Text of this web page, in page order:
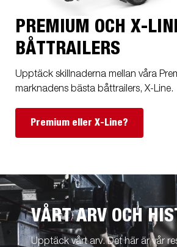
PREMIUM OCH X-
BÅTTRAILERS
Upptäck skillnaderna mellan våra
marknadens bästa båttrailers, X-Line.
Premium eller X-Line?
VÅRT ARV OCH
Upptäck vårt arv. Det här är vår